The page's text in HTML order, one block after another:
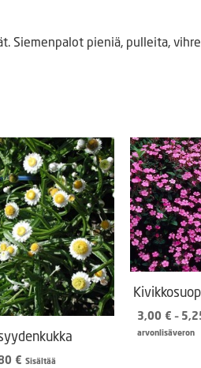
Siemenpalot pieniä, pulleita,
€ Sisältää
3,00 € –
arvonlisäveron